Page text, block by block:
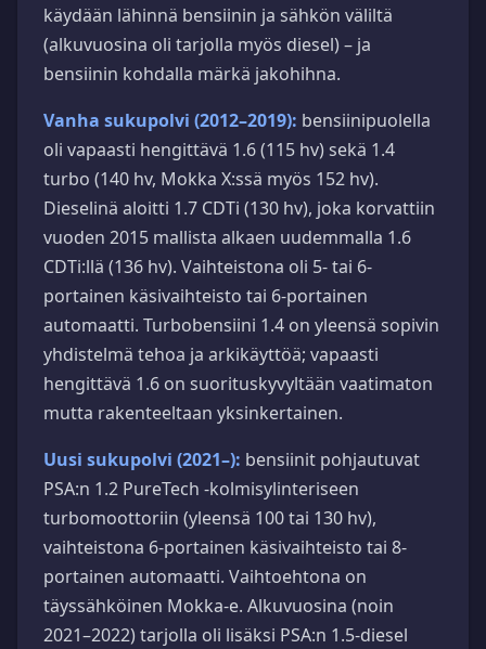
käydään lähinnä bensiinin ja sähkön väliltä
(alkuvuosina oli tarjolla myös diesel) – ja
bensiinin kohdalla märkä jakohihna.
Vanha sukupolvi (2012–2019): bensiinipuolella
oli vapaasti hengittävä 1.6 (115 hv) sekä 1.4
turbo (140 hv, Mokka X:ssä myös 152 hv).
Dieselinä aloitti 1.7 CDTi (130 hv), joka korvattiin
vuoden 2015 mallista alkaen uudemmalla 1.6
CDTi:llä (136 hv). Vaihteistona oli 5- tai 6-
portainen käsivaihteisto tai 6-portainen
automaatti. Turbobensiini 1.4 on yleensä sopivin
yhdistelmä tehoa ja arkikäyttöä; vapaasti
hengittävä 1.6 on suorituskyvyltään vaatimaton
mutta rakenteeltaan yksinkertainen.
Uusi sukupolvi (2021–): bensiinit pohjautuvat
PSA:n 1.2 PureTech -kolmisylinteriseen
turbomoottoriin (yleensä 100 tai 130 hv),
vaihteistona 6-portainen käsivaihteisto tai 8-
portainen automaatti. Vaihtoehtona on
täyssähköinen Mokka-e. Alkuvuosina (noin
2021–2022) tarjolla oli lisäksi PSA:n 1.5-diesel